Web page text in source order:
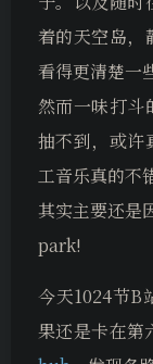
着的天空岛，
看得更清楚一
然而一味打斗
抽不到，或许
工音乐真的不
其实主要还
park!
今天1024节B
果还是卡在第